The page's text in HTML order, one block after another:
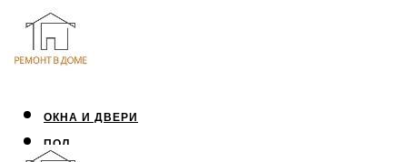
ОКНА И ДВЕРИ
ПОЛ